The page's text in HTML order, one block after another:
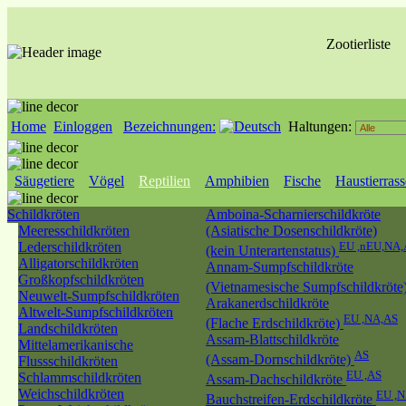
Zootierliste
Home Einloggen Bezeichnungen: Haltungen:
Säugetiere Vögel Reptilien Amphibien Fische
Schildkröten
Meeresschildkröten
Lederschildkröten
Alligatorschildkröten
Großkopfschildkröten
Neuwelt-Sumpfschildkröten
Altwelt-Sumpfschildkröten
Landschildkröten
Mittelamerikanische
Flussschildkröten
Schlammschildkröten
Weichschildkröten
Amboina-Scharnierschildkröte
(Asiatische Dosenschildkröte)
(kein Unterartenstatus) EU
Annam-Sumpfschildkröte
(Vietnamesische
Arakanerdschildkröte
(Flache Erdschildkröte) EU ,NA,AS
Assam-Blattschildkröte
(Assam-Dornschildkröte) AS
Assam-Dachschildkröte EU ,AS
Bauchstreifen-Erdschildkröte EU